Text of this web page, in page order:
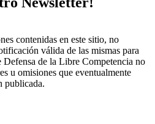
contenidas en este sitio, no
válida de las mismas para
de la Libre Competencia no
u omisiones que eventualmente
publicada.